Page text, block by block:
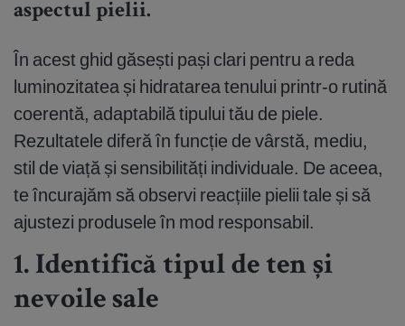
aspectul pielii.
În acest ghid găsești pași clari pentru a reda
luminozitatea și hidratarea tenului printr-o rutină
coerentă, adaptabilă tipului tău de piele.
Rezultatele diferă în funcție de vârstă, mediu,
stil de viață și sensibilități individuale. De aceea,
te încurajăm să observi reacțiile pielii tale și să
ajustezi produsele în mod responsabil.
1. Identifică tipul de ten și
nevoile sale